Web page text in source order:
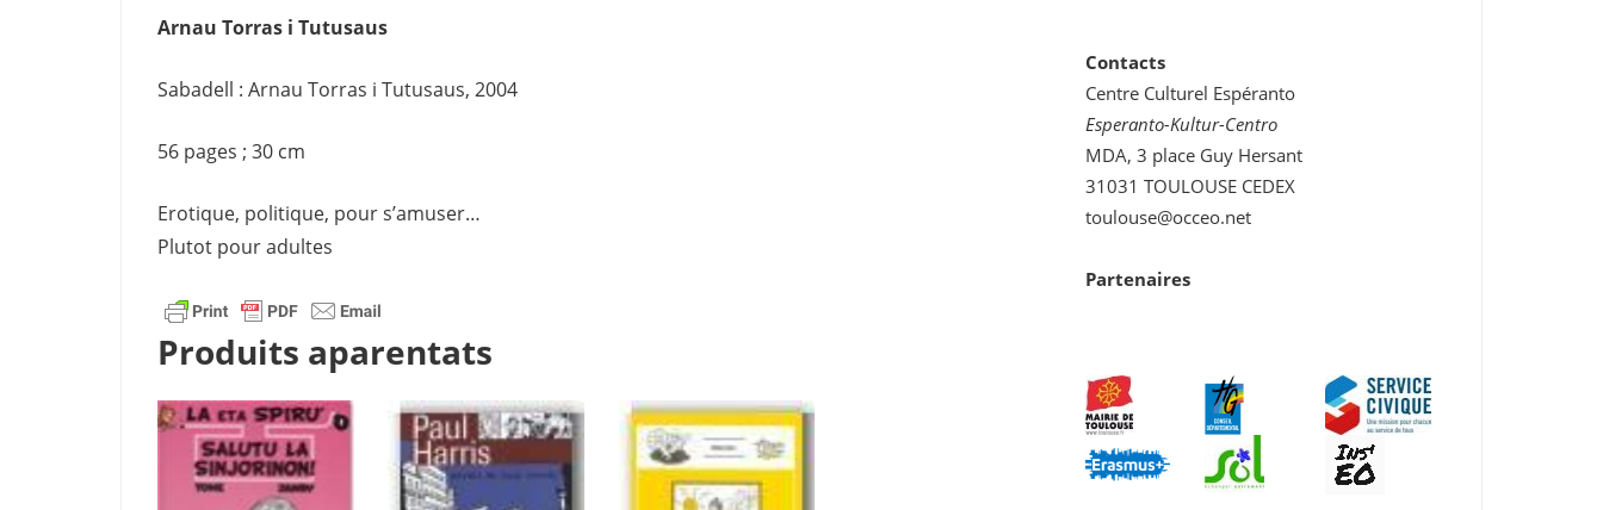
Arnau Torras i Tutusaus
Sabadell : Arnau Torras i Tutusaus, 2004
56 pages ; 30 cm
Erotique, politique, pour s’amuser…
Plutot pour adultes
Produits aparentats
Contacts
Centre Culturel Espéranto
Esperanto-Kultur-Centro
MDA, 3 place Guy Hersant
31031 TOULOUSE CEDEX
toulouse@occeo.net
Partenaires